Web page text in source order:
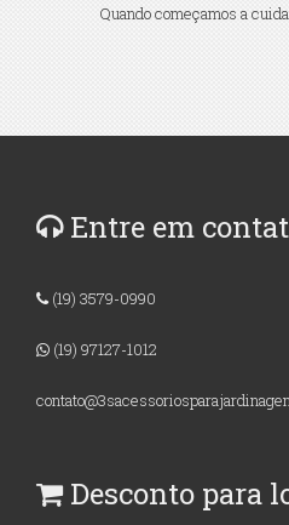
Quando começamos a
Entre em
(19) 3579-0990
(19) 97127-1012
Desconto para